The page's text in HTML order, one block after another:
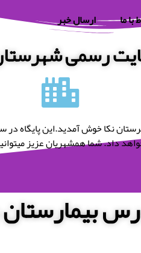
با ما ارسال خبر
رسمی
داد. شما همشهریان عزیز
بیمارستان